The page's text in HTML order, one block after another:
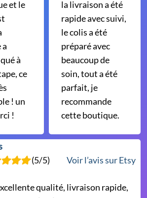
et le
a
à
ce
! un
!
la livraison a été
rapide avec suivi,
le colis a été
préparé avec
beaucoup de
soin, tout a été
parfait, je
recommande
cette boutique.
(5/5)
Voir l’avis sur Etsy
qualité, livraison rapide,